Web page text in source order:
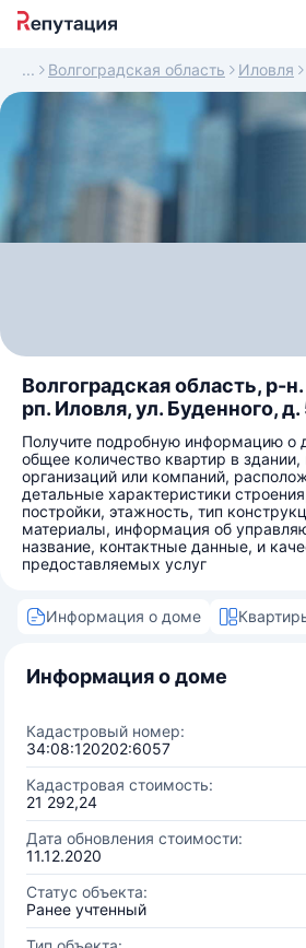
Волгоградская область Иловля
Волгоградская область, р-
рп. Иловля, ул. Буденного, д.
Получите подробную информацию о
общее количество квартир в здании,
организаций или компаний,
детальные характеристики
постройки, этажность, тип
материалы, информация об
название, контактные данные, и
предоставляемых услуг
Информация о доме
Информация о доме
Кадастровый номер:
34:08:120202:6057
Кадастровая стоимость:
21 292,24
Дата обновления стоимости:
11.12.2020
Статус объекта:
Ранее учтенный